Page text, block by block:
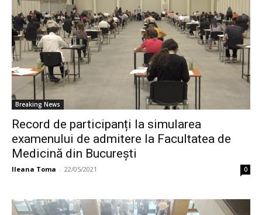
Breaking News
Record de participanți la simularea
examenului de admitere la Facultatea de
Medicină din București
Ileana Toma - 22/05/2021 0